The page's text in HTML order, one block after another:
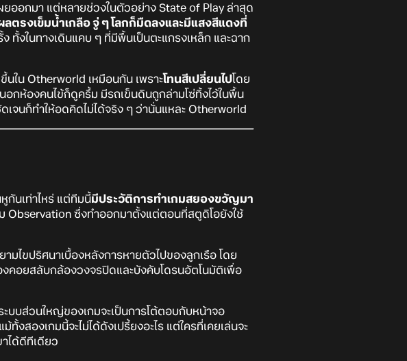
ยออกมา แต่หลายช่วงในตัวอย่าง State of Play ล่าสุด
งเข็มน้ำเกลือ จู่ ๆ โลกก็มืดลงและมีแสงสีแดงที่
งในทางเดินแคบ ๆ ที่มีพื้นเป็นตะแกรงเหล็ก และฉาก
ใน Otherworld เหมือนกัน เพราะโทนสีเปลี่ยนไปโดย
อกห้องคนไข้ก็ดูครึ้ม มีรถเข็นดินถูกล่ามโซ่ทิ้งไว้ในพื้น
จนก็ทำให้อดคิดไม่ได้จริง ๆ ว่านั่นแหละ Otherworld
กันเท่าไหร่ แต่ทีมนี้มีประวัติการทำเกมสยองขวัญมา
Observation ซึ่งทำออกมาตั้งแต่ตอนที่สตูดิโอยังใช้
มไขปริศนาเบื้องหลังการหายตัวไปของลูกเรือ โดย
งคอยสลับกล้องวงจรปิดและบังคับโดรนอัตโนมัติเพื่อ
บส่วนใหญ่ของเกมจะเป็นการโต้ตอบกับหน้าจอ
สองเกมนี้จะไม่ได้ดังเปรี้ยงอะไร แต่ใครที่เคยเล่นจะ
ได้ดีทีเดียว